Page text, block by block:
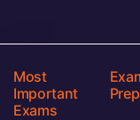
Most
Important
Exams